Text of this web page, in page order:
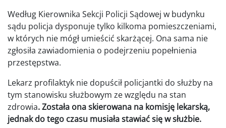
Według Kierownika Sekcji Policji Sądowej w budynku
sądu policja dysponuje tylko kilkoma pomieszczeniami,
w których nie mógł umieścić skarżącej. Ona sama nie
zgłosiła zawiadomienia o podejrzeniu popełnienia
przestępstwa.
Lekarz profilaktyk nie dopuścił policjantki do służby na
tym stanowisku służbowym ze względu na stan
zdrowia. Została ona skierowana na komisję lekarską,
jednak do tego czasu musiała stawiać się w służbie.